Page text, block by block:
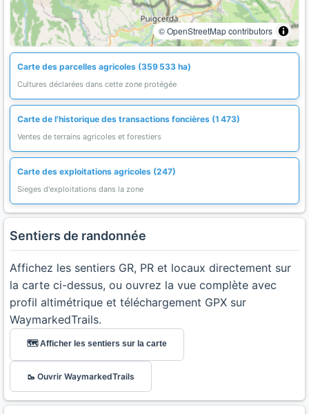
© OpenStreetMap contributors
Carte des parcelles agricoles (359 533 ha)
Cultures déclarées dans cette zone protégée
Carte de l'historique des transactions foncières (1 473)
Ventes de terrains agricoles et forestiers
Carte des exploitations agricoles (247)
Sieges d'exploitations dans la zone
Sentiers de randonnée
Affichez les sentiers GR, PR et locaux directement sur
la carte ci-dessus, ou ouvrez la vue complète avec
profil altimétrique et téléchargement GPX sur
WaymarkedTrails.
🗺️ Afficher les sentiers sur la carte
🥾 Ouvrir WaymarkedTrails